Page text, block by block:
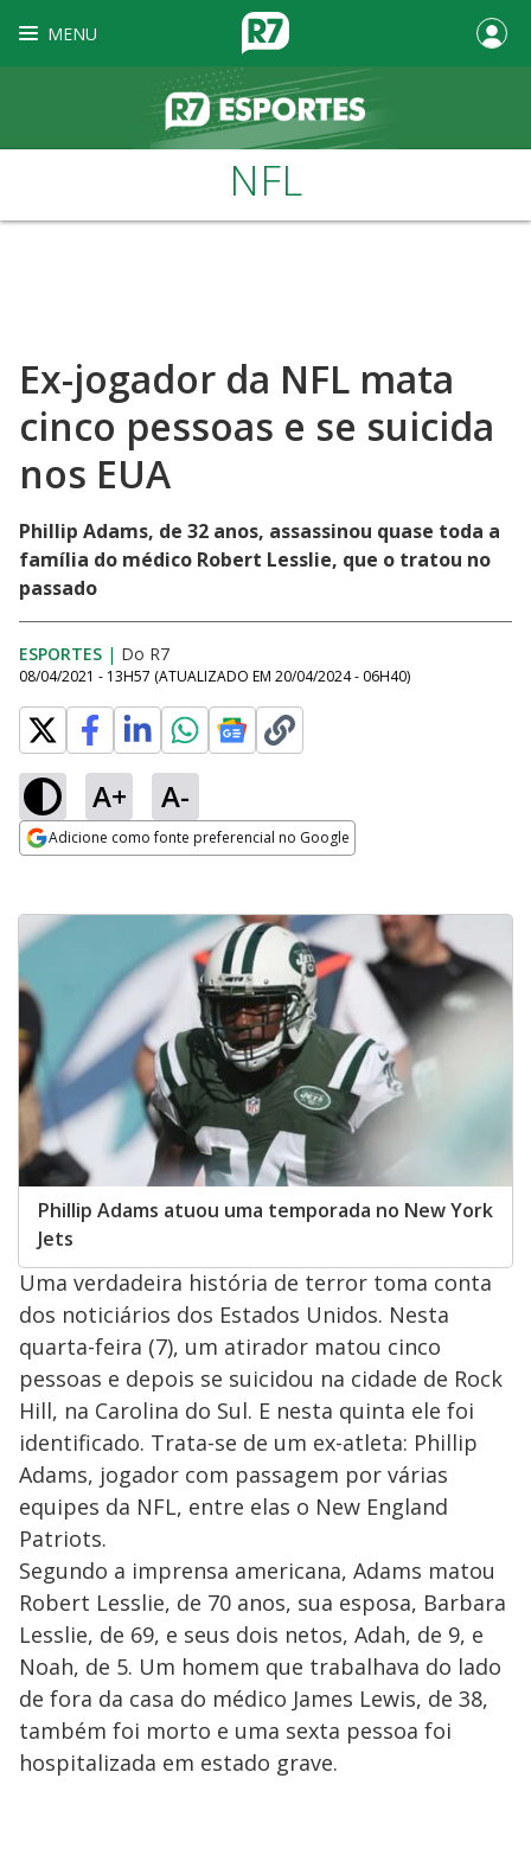
MENU
NFL
Ex-jogador da NFL mata
cinco pessoas e se suicida
nos EUA
Phillip Adams, de 32 anos, assassinou quase toda a
família do médico Robert Lesslie, que o tratou no
passado
ESPORTES | Do R7
08/04/2021 - 13H57 (ATUALIZADO EM 20/04/2024 - 06H40)
A+ A-
Adicione como fonte preferencial no Google
Phillip Adams atuou uma temporada no New York
Jets
Uma verdadeira história de terror toma conta
dos noticiários dos Estados Unidos. Nesta
quarta-feira (7), um atirador matou cinco
pessoas e depois se suicidou na cidade de Rock
Hill, na Carolina do Sul. E nesta quinta ele foi
identificado. Trata-se de um ex-atleta: Phillip
Adams, jogador com passagem por várias
equipes da NFL, entre elas o New England
Patriots.
Segundo a imprensa americana, Adams matou
Robert Lesslie, de 70 anos, sua esposa, Barbara
Lesslie, de 69, e seus dois netos, Adah, de 9, e
Noah, de 5. Um homem que trabalhava do lado
de fora da casa do médico James Lewis, de 38,
também foi morto e uma sexta pessoa foi
hospitalizada em estado grave.